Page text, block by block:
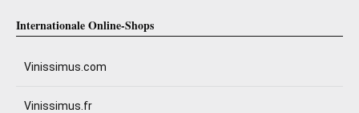
Internationale Online-Shops
Vinissimus.com
Vinissimus.fr